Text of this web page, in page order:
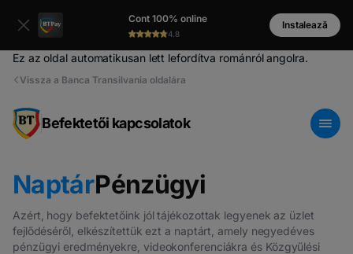
Cont 100% online
4.8
Instalează
Ez az oldal automatikusan lett lefordítva románról angolra.
Vissza a Banca Transilvania oldalára
Befektetői kapcsolatok
NaptárPénzügyi
Azért, hogy befektetőink jól tájékozottak legyenek az üzlet
fejlődéséről, elkészítettük ezt a naptárt, amely negyedéves
pénzügyi eredményekre, videokonferenciákra és Közgyűlési